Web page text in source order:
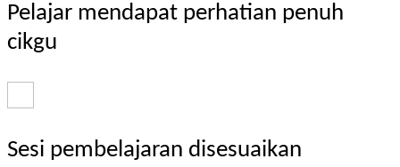
Pelajar mendapat perhatian penuh
cikgu
Sesi pembelajaran disesuaikan